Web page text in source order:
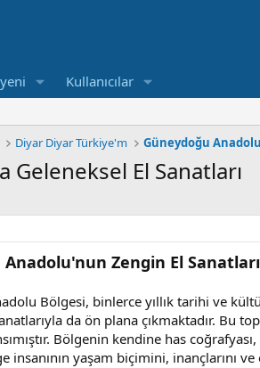
Kullanıcılar
Diyar Diyar Türkiye'm Güneydoğu
El Sanatları
Zengin El
Bölgesi, binlerce yıllık tarihi ve
da ön plana çıkmaktadır. Bu
Bölgenin kendine has
insanının yaşam biçimini, inançlarını